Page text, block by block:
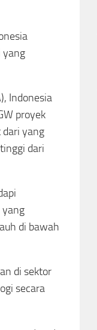
yang
Indonesia
proyek
dari yang
dari
yang
di bawah
di sektor
secara